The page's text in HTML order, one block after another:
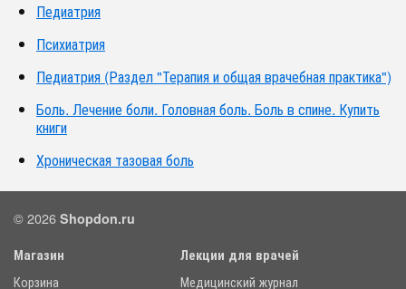
Педиатрия
Психиатрия
Педиатрия (Раздел "Терапия и общая врачебная практика")
Боль. Лечение боли. Головная боль. Боль в спине. Купить
книги
Хроническая тазовая боль
© 2026 Shopdon.ru
Магазин
Корзина
Лекции для врачей
Медицинский журнал